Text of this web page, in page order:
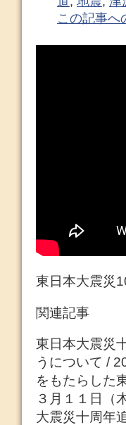
この記事へ
東日本大震災
関連記事
東日本大震災
うについて /
をもたらした
３月１１日（
大震災十周年